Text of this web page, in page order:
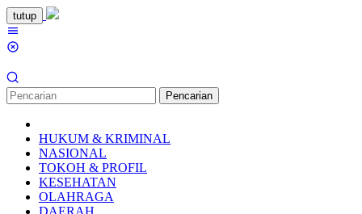
Loncat
ke
konten
tutup
Pencarian
HUKUM & KRIMINAL
NASIONAL
TOKOH & PROFIL
KESEHATAN
OLAHRAGA
DAERAH